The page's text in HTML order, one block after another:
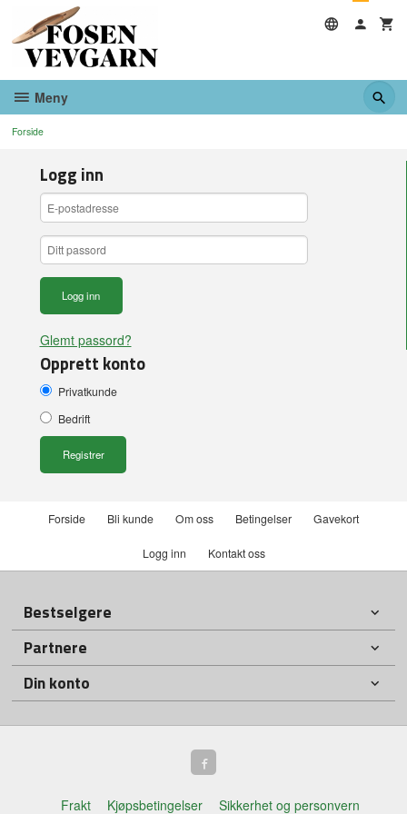
innholdet
Meny
Forside
Logg inn
Glemt passord?
Opprett konto
Privatkunde
Bedrift
Forside Bli kunde Om oss Betingelser Gavekort
Logg inn Kontakt oss
Bestselgere
Partnere
Din konto
Frakt Kjøpsbetingelser Sikkerhet og personvern